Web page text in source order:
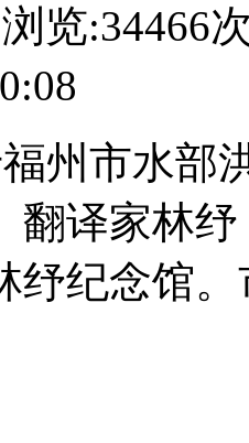
览:34466
州市水部
翻译家林
纾纪念馆